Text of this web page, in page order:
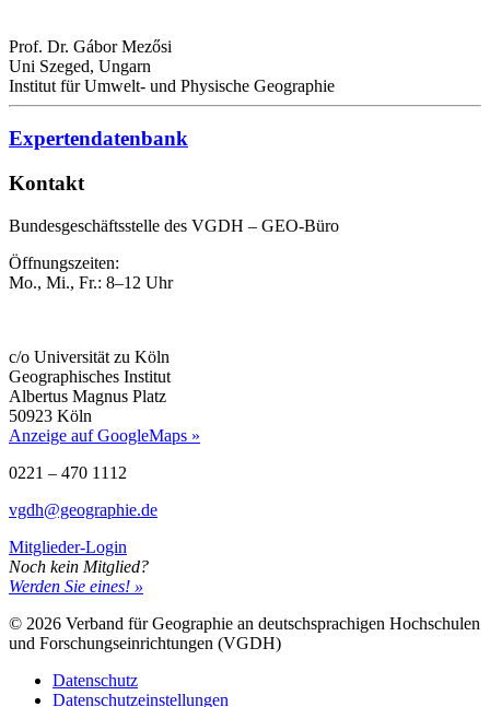
Prof. Dr. Gábor Mezősi
Uni Szeged, Ungarn
Institut für Umwelt- und Physische Geographie
Expertendatenbank
Kontakt
Bundesgeschäftsstelle des VGDH – GEO-Büro
Öffnungszeiten:
Mo., Mi., Fr.: 8–12 Uhr
c/o Universität zu Köln
Geographisches Institut
Albertus Magnus Platz
50923 Köln
Anzeige auf GoogleMaps »
0221 – 470 1112
vgdh@geographie.de
Mitglieder-Login
Noch kein Mitglied?
Werden Sie eines! »
© 2026 Verband für Geographie an deutschsprachigen Hochschulen
und Forschungseinrichtungen (VGDH)
Datenschutz
Datenschutzeinstellungen